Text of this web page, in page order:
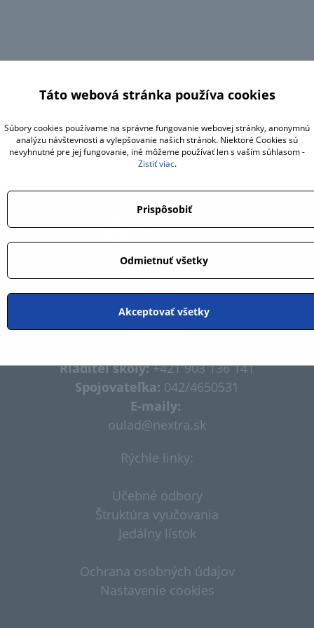
Odborné učilište internátne
Ladce
Kontakty:
Riaditeľ školy:+421 903 136 141
Spojovateľka: 042/4650531
E-maily:
oulad@nextra.sk​
Rýchle linky:
Učebné odbory
Štruktúra vyučovania
Jedálny lístok
Ochrana osobných údajov
Nastavenie cookies
Táto webová stránka používa cookies
Súbory cookies používame na správne fungovanie webovej stránky, anonymnú
analýzu návštevnosti a vylepšovanie našich stránok. Niektoré Cookies sú
nevyhnutné pre jej fungovanie, iné môžeme používať len s vaším súhlasom -
Zistiť viac.
Prispôsobiť
Odmietnuť všetky
Akceptovať všetky